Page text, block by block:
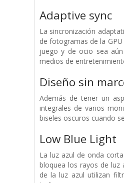
Adaptive sync
La sincronización
de fotogramas de la
juego y de ocio sea
medios de
Diseño sin
Además de tener un
integrales de varios
biseles oscuros cuando
Low Blue Light
La luz azul de onda
bloquea los rayos de
de la luz azul utilizan